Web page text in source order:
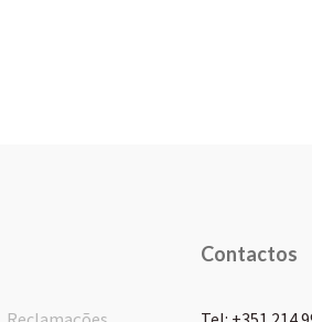
Contactos